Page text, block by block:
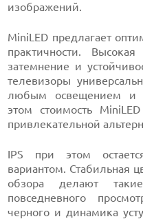
изображений.
MiniLED предлагает
практичности.
затемнение и
телевизоры
любым освещением и
этом стоимость
привлекательной
IPS при этом
вариантом. Стабильная
обзора делают
повседневного
черного и динамика